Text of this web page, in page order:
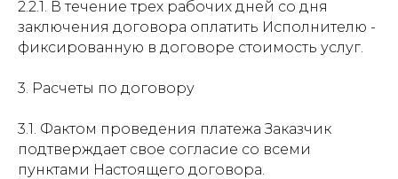
2.2.1. В течение трех рабочих дней со дня
заключения договора оплатить Исполнителю -
фиксированную в договоре стоимость услуг.
3. Расчеты по договору
3.1. Фактом проведения платежа Заказчик
подтверждает свое согласие со всеми
пунктами Настоящего договора.